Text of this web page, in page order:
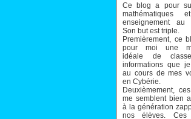
Ce blog a pour
mathématiques
enseignement au
Son but est triple.
Premièrement, ce
pour moi une
idéale de
informations que
au cours de mes
en Cybérie.
Deuxièmement,
me semblent bien
à la génération
nos élèves. Ces